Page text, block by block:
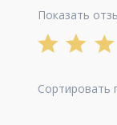
Показать
Сортировать